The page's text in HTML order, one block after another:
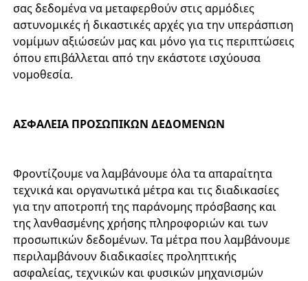
σας δεδομένα να μεταφερθούν στις αρμόδιες
αστυνομικές ή δικαστικές αρχές για την υπεράσπιση
νομίμων αξιώσεών μας και μόνo για τις περιπτώσεις
όπου επιβάλλεται από την εκάστοτε ισχύουσα
νομοθεσία.
ΑΣΦΑΛΕΙΑ ΠΡΟΣΩΠΙΚΩΝ ΔΕΔΟΜΕΝΩΝ
Φροντίζουμε να λαμβάνουμε όλα τα απαραίτητα
τεχνικά και οργανωτικά μέτρα και τις διαδικασίες
για την αποτροπή της παράνομης πρόσβασης και
της λανθασμένης χρήσης πληροφοριών και των
προσωπικών δεδομένων. Τα μέτρα που λαμβάνουμε
περιλαμβάνουν διαδικασίες προληπτικής
ασφαλείας, τεχνικών και φυσικών μηχανισμών